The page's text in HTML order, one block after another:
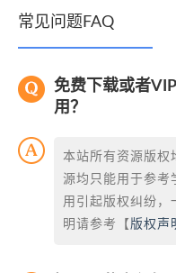
常见问题FAQ
免费下载或者
用？
本站所有资源版权
源均只能用于参考
用引起版权纠纷，
明请参考【 版权声